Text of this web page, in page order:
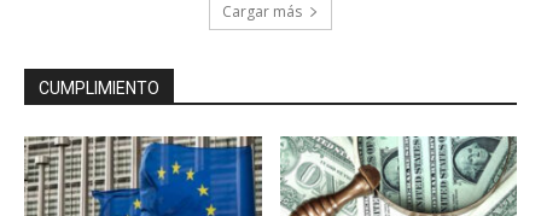
Cargar más
CUMPLIMIENTO